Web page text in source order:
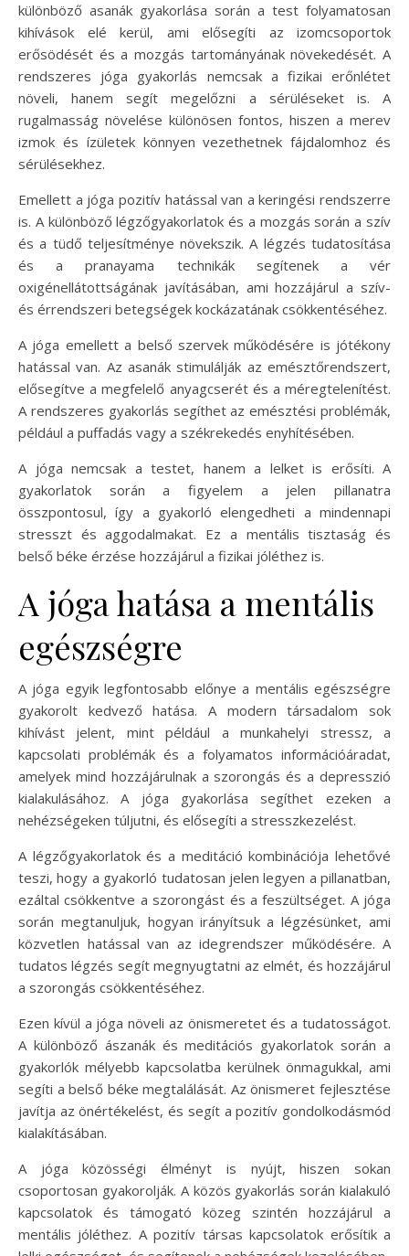
különböző asanák gyakorlása során a test folyamatosan
kihívások elé kerül, ami elősegíti az izomcsoportok
erősödését és a mozgás tartományának növekedését. A
rendszeres jóga gyakorlás nemcsak a fizikai erőnlétet
növeli, hanem segít megelőzni a sérüléseket is. A
rugalmasság növelése különösen fontos, hiszen a merev
izmok és ízületek könnyen vezethetnek fájdalomhoz és
sérülésekhez.
Emellett a jóga pozitív hatással van a keringési rendszerre
is. A különböző légzőgyakorlatok és a mozgás során a szív
és a tüdő teljesítménye növekszik. A légzés tudatosítása
és a pranayama technikák segítenek a vér
oxigénellátottságának javításában, ami hozzájárul a szív-
és érrendszeri betegségek kockázatának csökkentéséhez.
A jóga emellett a belső szervek működésére is jótékony
hatással van. Az asanák stimulálják az emésztőrendszert,
elősegítve a megfelelő anyagcserét és a méregtelenítést.
A rendszeres gyakorlás segíthet az emésztési problémák,
például a puffadás vagy a székrekedés enyhítésében.
A jóga nemcsak a testet, hanem a lelket is erősíti. A
gyakorlatok során a figyelem a jelen pillanatra
összpontosul, így a gyakorló elengedheti a mindennapi
stresszt és aggodalmakat. Ez a mentális tisztaság és
belső béke érzése hozzájárul a fizikai jóléthez is.
A jóga hatása a mentális
egészségre
A jóga egyik legfontosabb előnye a mentális egészségre
gyakorolt kedvező hatása. A modern társadalom sok
kihívást jelent, mint például a munkahelyi stressz, a
kapcsolati problémák és a folyamatos információáradat,
amelyek mind hozzájárulnak a szorongás és a depresszió
kialakulásához. A jóga gyakorlása segíthet ezeken a
nehézségeken túljutni, és elősegíti a stresszkezelést.
A légzőgyakorlatok és a meditáció kombinációja lehetővé
teszi, hogy a gyakorló tudatosan jelen legyen a pillanatban,
ezáltal csökkentve a szorongást és a feszültséget. A jóga
során megtanuljuk, hogyan irányítsuk a légzésünket, ami
közvetlen hatással van az idegrendszer működésére. A
tudatos légzés segít megnyugtatni az elmét, és hozzájárul
a szorongás csökkentéséhez.
Ezen kívül a jóga növeli az önismeretet és a tudatosságot.
A különböző ászanák és meditációs gyakorlatok során a
gyakorlók mélyebb kapcsolatba kerülnek önmagukkal, ami
segíti a belső béke megtalálását. Az önismeret fejlesztése
javítja az önértékelést, és segít a pozitív gondolkodásmód
kialakításában.
A jóga közösségi élményt is nyújt, hiszen sokan
csoportosan gyakorolják. A közös gyakorlás során kialakuló
kapcsolatok és támogató közeg szintén hozzájárul a
mentális jóléthez. A pozitív társas kapcsolatok erősítik a